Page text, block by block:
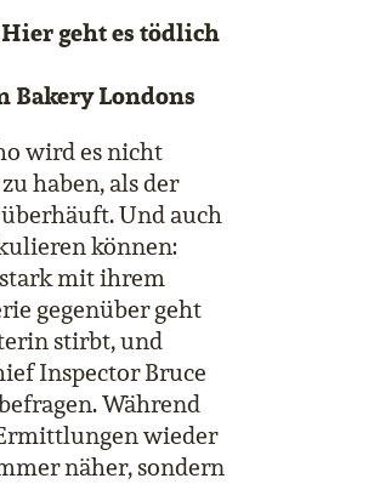
geht es tödlich
Bakery Londons
wird es nicht
haben, als der
Und auch
können:
mit ihrem
gegenüber geht
stirbt, und
Inspector Bruce
Während
wieder
näher, sondern